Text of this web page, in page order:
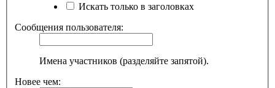
Искать только в заголовках
Сообщения пользователя:
Имена участников (разделяйте запятой).
Новее чем: